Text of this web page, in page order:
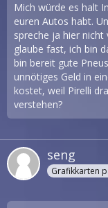
Mich würde es halt
euren Autos habt.
spreche ja hier nicht
glaube fast, ich bin
bin bereit gute
unnötiges Geld in
kostet, weil Pirelli
verstehen?
seng